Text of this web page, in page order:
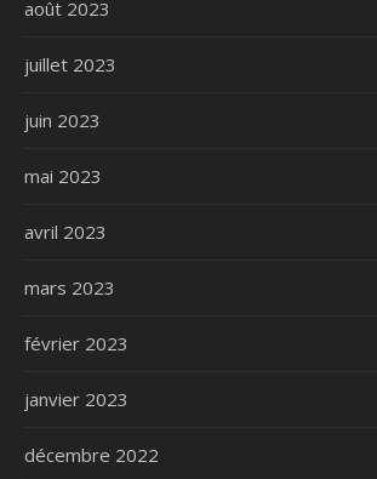
août 2023
juillet 2023
juin 2023
mai 2023
avril 2023
mars 2023
février 2023
janvier 2023
décembre 2022